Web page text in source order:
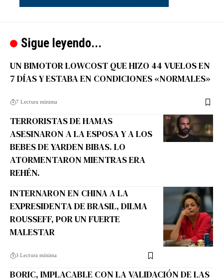
Sigue leyendo...
UN BIMOTOR LOWCOST QUE HIZO 44 VUELOS EN
7 DÍAS Y ESTABA EN CONDICIONES «NORMALES»
7 Lectura mínima
TERRORISTAS DE HAMAS
ASESINARON A LA ESPOSA Y A LOS
BEBES DE YARDEN BIBAS. LO
ATORMENTARON MIENTRAS ERA
REHÉN.
INTERNARON EN CHINA A LA
EXPRESIDENTA DE BRASIL, DILMA
ROUSSEFF, POR UN FUERTE
MALESTAR
3 Lectura mínima
BORIC, IMPLACABLE CON LA VALIDACIÓN DE LAS